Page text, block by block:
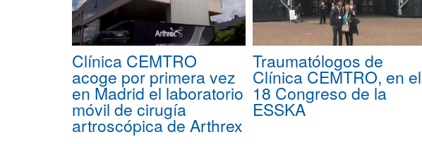
Clínica CEMTRO
acoge por primera vez
en Madrid el laboratorio
móvil de cirugía
artroscópica de Arthrex
Traumatólogos de
Clínica CEMTRO, en el
18 Congreso de la
ESSKA